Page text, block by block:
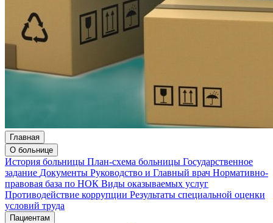
Главная
О больнице
История больницы План-схема больницы Государственное
задание Документы Руководство и Главный врач Нормативно-
правовая база по НОК Виды оказываемых услуг
Противодействие коррупции Результаты специальной оценки
условий труда
Пациентам